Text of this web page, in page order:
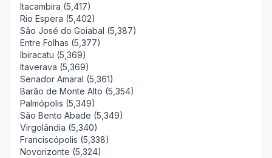
Itacambira (5,417)
Rio Espera (5,402)
São José do Goiabal (5,387)
Entre Folhas (5,377)
Ibiracatu (5,369)
Itaverava (5,369)
Senador Amaral (5,361)
Barão de Monte Alto (5,354)
Palmópolis (5,349)
São Bento Abade (5,349)
Virgolândia (5,340)
Franciscópolis (5,338)
Novorizonte (5,324)